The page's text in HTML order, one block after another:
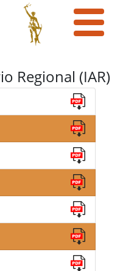
Regional (IAR)